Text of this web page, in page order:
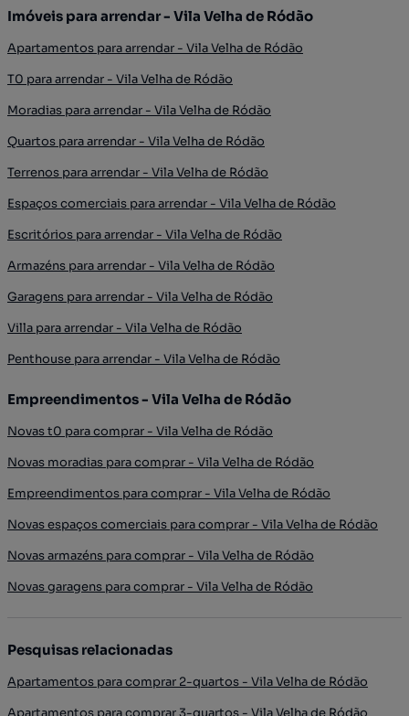
Imóveis para arrendar - Vila Velha de Ródão
Apartamentos para arrendar - Vila Velha de Ródão
T0 para arrendar - Vila Velha de Ródão
Moradias para arrendar - Vila Velha de Ródão
Quartos para arrendar - Vila Velha de Ródão
Terrenos para arrendar - Vila Velha de Ródão
Espaços comerciais para arrendar - Vila Velha de Ródão
Escritórios para arrendar - Vila Velha de Ródão
Armazéns para arrendar - Vila Velha de Ródão
Garagens para arrendar - Vila Velha de Ródão
Villa para arrendar - Vila Velha de Ródão
Penthouse para arrendar - Vila Velha de Ródão
Empreendimentos - Vila Velha de Ródão
Novas t0 para comprar - Vila Velha de Ródão
Novas moradias para comprar - Vila Velha de Ródão
Empreendimentos para comprar - Vila Velha de Ródão
Novas espaços comerciais para comprar - Vila Velha de Ródão
Novas armazéns para comprar - Vila Velha de Ródão
Novas garagens para comprar - Vila Velha de Ródão
Pesquisas relacionadas
Apartamentos para comprar 2-quartos - Vila Velha de Ródão
Apartamentos para comprar 3-quartos - Vila Velha de Ródão